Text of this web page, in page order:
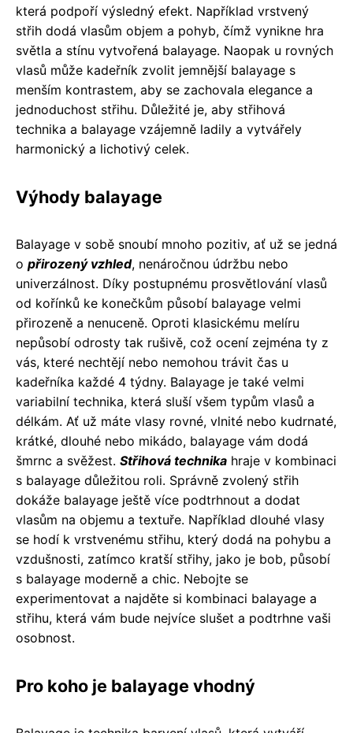
která podpoří výsledný efekt. Například vrstvený
střih dodá vlasům objem a pohyb, čímž vynikne hra
světla a stínu vytvořená balayage. Naopak u rovných
vlasů může kadeřník zvolit jemnější balayage s
menším kontrastem, aby se zachovala elegance a
jednoduchost střihu. Důležité je, aby střihová
technika a balayage vzájemně ladily a vytvářely
harmonický a lichotivý celek.
Výhody balayage
Balayage v sobě snoubí mnoho pozitiv, ať už se jedná
o přirozený vzhled, nenáročnou údržbu nebo
univerzálnost. Díky postupnému prosvětlování vlasů
od kořínků ke konečkům působí balayage velmi
přirozeně a nenuceně. Oproti klasickému melíru
nepůsobí odrosty tak rušivě, což ocení zejména ty z
vás, které nechtějí nebo nemohou trávit čas u
kadeřníka každé 4 týdny. Balayage je také velmi
variabilní technika, která sluší všem typům vlasů a
délkám. Ať už máte vlasy rovné, vlnité nebo kudrnaté,
krátké, dlouhé nebo mikádo, balayage vám dodá
šmrnc a svěžest. Střihová technika hraje v kombinaci
s balayage důležitou roli. Správně zvolený střih
dokáže balayage ještě více podtrhnout a dodat
vlasům na objemu a textuře. Například dlouhé vlasy
se hodí k vrstvenému střihu, který dodá na pohybu a
vzdušnosti, zatímco kratší střihy, jako je bob, působí
s balayage moderně a chic. Nebojte se
experimentovat a najděte si kombinaci balayage a
střihu, která vám bude nejvíce slušet a podtrhne vaši
osobnost.
Pro koho je balayage vhodný